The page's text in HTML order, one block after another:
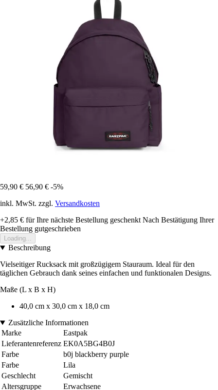
59,90 € 56,90 € -5%
inkl. MwSt. zzgl. Versandkosten
+2,85 € für Ihre nächste Bestellung geschenkt Nach Bestätigung Ihrer
Bestellung gutgeschrieben
Loading...
Beschreibung
Vielseitiger Rucksack mit großzügigem Stauraum. Ideal für den
täglichen Gebrauch dank seines einfachen und funktionalen Designs.
Maße (L x B x H)
40,0 cm x 30,0 cm x 18,0 cm
Zusätzliche Informationen
Marke
Eastpak
Lieferantenreferenz EK0A5BG4B0J
Farbe
b0j blackberry purple
Farbe
Lila
Geschlecht
Gemischt
Altersgruppe
Erwachsene